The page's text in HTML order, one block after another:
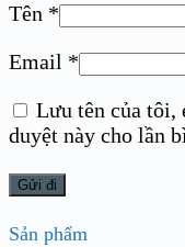
Tên *
Email *
Lưu tên của tôi,
duyệt này cho lần
Sản phẩm